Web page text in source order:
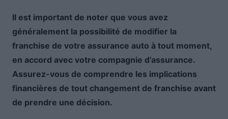
Il est important de noter que vous avez
généralement la possibilité de modifier la
franchise de votre assurance auto à tout moment,
en accord avec votre compagnie d’assurance.
Assurez-vous de comprendre les implications
financières de tout changement de franchise avant
de prendre une décision.